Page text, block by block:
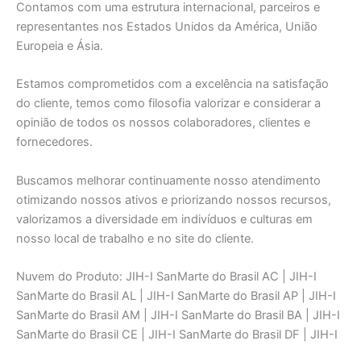
Contamos com uma estrutura internacional, parceiros e
representantes nos Estados Unidos da América, União
Europeia e Ásia.
Estamos comprometidos com a excelência na satisfação
do cliente, temos como filosofia valorizar e considerar a
opinião de todos os nossos colaboradores, clientes e
fornecedores.
Buscamos melhorar continuamente nosso atendimento
otimizando nossos ativos e priorizando nossos recursos,
valorizamos a diversidade em indivíduos e culturas em
nosso local de trabalho e no site do cliente.
Nuvem do Produto: JIH-I SanMarte do Brasil AC | JIH-I
SanMarte do Brasil AL | JIH-I SanMarte do Brasil AP | JIH-I
SanMarte do Brasil AM | JIH-I SanMarte do Brasil BA | JIH-I
SanMarte do Brasil CE | JIH-I SanMarte do Brasil DF | JIH-I